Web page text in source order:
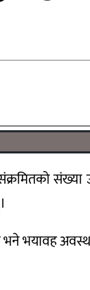
संख्या
भयावह